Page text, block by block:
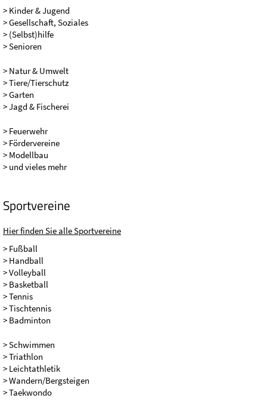
> Kinder & Jugend
> Gesellschaft, Soziales
> (Selbst)hilfe
> Senioren
> Natur & Umwelt
> Tiere/Tierschutz
> Garten
> Jagd & Fischerei
> Feuerwehr
> Fördervereine
> Modellbau
> und vieles mehr
Sportvereine
Hier finden Sie alle Sportvereine
> Fußball
> Handball
> Volleyball
> Basketball
> Tennis
> Tischtennis
> Badminton
> Schwimmen
> Triathlon
> Leichtathletik
> Wandern/Bergsteigen
> Taekwondo